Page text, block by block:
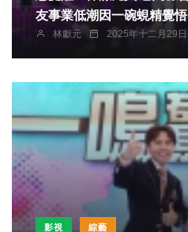
友事業低潮因一碗蜆精覺悟
林獻元 2025年十二月29日
影視 綜藝